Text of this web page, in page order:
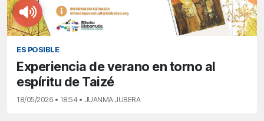
ES POSIBLE
Experiencia de verano en torno al
espíritu de Taizé
18/05/2026 • 18:54 • JUANMA JUBERA